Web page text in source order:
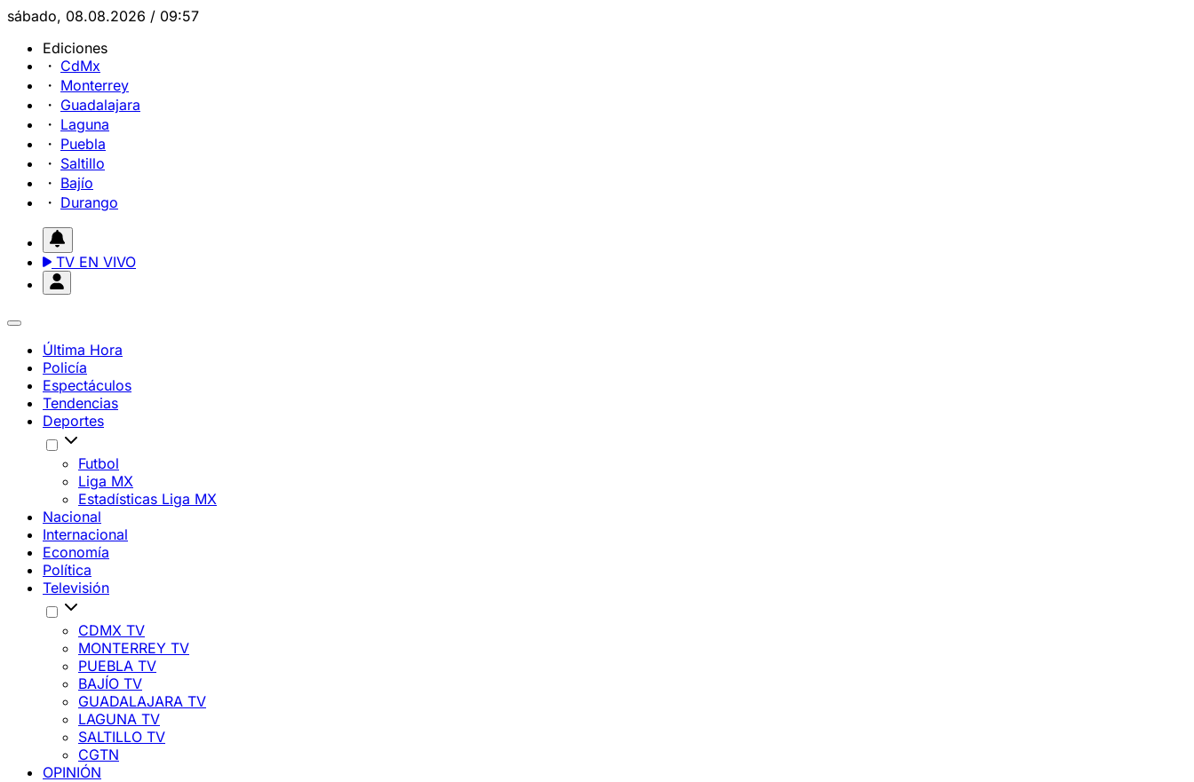
sábado, 08.08.2026 / 09:57
Ediciones
CdMx
Monterrey
Guadalajara
Laguna
Puebla
Saltillo
Bajío
Durango
TV EN VIVO
Última Hora
Policía
Espectáculos
Tendencias
Deportes
Futbol
Liga MX
Estadísticas Liga MX
Nacional
Internacional
Economía
Política
Televisión
CDMX TV
MONTERREY TV
PUEBLA TV
BAJÍO TV
GUADALAJARA TV
LAGUNA TV
SALTILLO TV
CGTN
OPINIÓN